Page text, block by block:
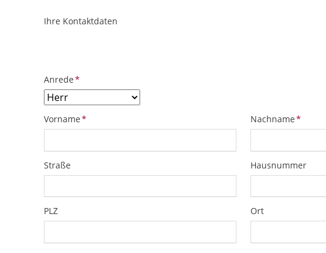
ObjektPlatzhalter
URL
Ihre Kontaktdaten
Pflichtfeld
Anrede*
Pflichtfeld
Vorname* Pflichtfeld
Nachname*
Straße Hausnummer
PLZ Ort